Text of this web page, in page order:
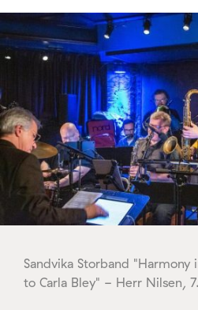
Sandvika Storband
to Carla Bley" - Herr Nilsen,